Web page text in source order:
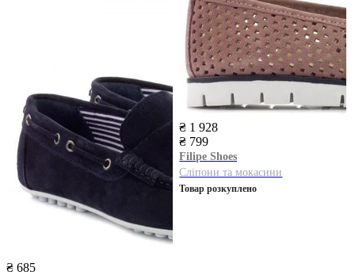
₴ 685
₴ 1 928
₴ 799
Filipe Shoes
Сліпони та мокасини
Товар розкуплено